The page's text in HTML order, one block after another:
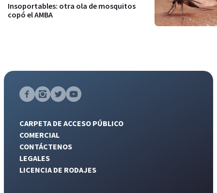
Insoportables: otra ola de mosquitos
copó el AMBA
CARPETA DE ACCESO PÚBLICO
COMERCIAL
CONTÁCTENOS
LEGALES
LICENCIA DE RODAJES